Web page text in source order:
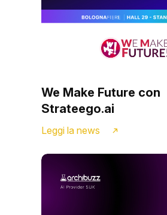
We Make Future con
Strateego.ai
Leggi la news